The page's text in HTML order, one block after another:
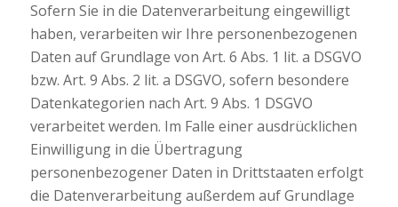
Sofern Sie in die Datenverarbeitung eingewilligt
haben, verarbeiten wir Ihre personenbezogenen
Daten auf Grundlage von Art. 6 Abs. 1 lit. a DSGVO
bzw. Art. 9 Abs. 2 lit. a DSGVO, sofern besondere
Datenkategorien nach Art. 9 Abs. 1 DSGVO
verarbeitet werden. Im Falle einer ausdrücklichen
Einwilligung in die Übertragung
personenbezogener Daten in Drittstaaten erfolgt
die Datenverarbeitung außerdem auf Grundlage